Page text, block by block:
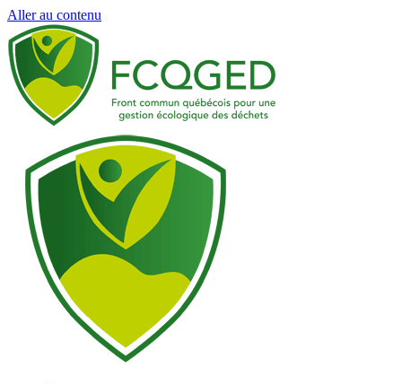
Aller au contenu